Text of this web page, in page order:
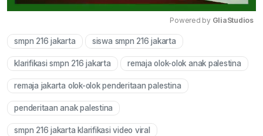
Powered by GliaStudios
smpn 216 jakarta siswa smpn 216 jakarta
klarifikasi smpn 216 jakarta remaja olok-olok anak palestina
remaja jakarta olok-olok penderitaan palestina
penderitaan anak palestina
smpn 216 jakarta klarifikasi video viral